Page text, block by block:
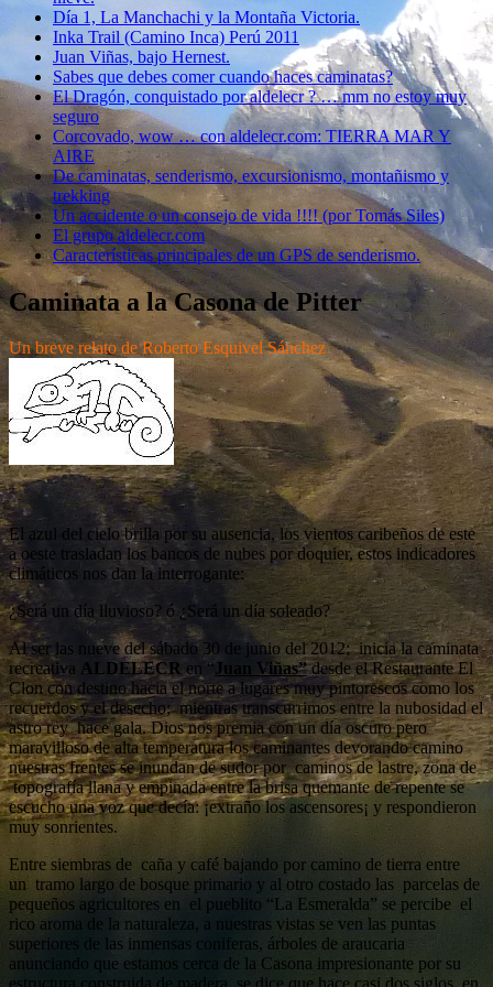
Día 1, La Manchachi y la Montaña Victoria.
Inka Trail (Camino Inca) Perú 2011
Juan Viñas, bajo Hernest.
Sabes que debes comer cuando haces caminatas?
El Dragón, conquistado por aldelecr ? … mm no estoy muy
seguro
Corcovado, wow … con aldelecr.com: TIERRA MAR Y
AIRE
De caminatas, senderismo, excursionismo, montañismo y
trekking
Un accidente o un consejo de vida !!!! (por Tomás Siles)
El grupo aldelecr.com
Características principales de un GPS de senderismo.
Caminata a la Casona de Pitter
Un breve relato de Roberto Esquivel Sánchez
El azul del cielo brilla por su ausencia, los vientos caribeños de este
a oeste trasladan los bancos de nubes por doquier, estos indicadores
climáticos nos dan la interrogante:
¿Será un día lluvioso? ó ¿Será un día soleado?
Al ser las nueve del sábado 30 de junio del 2012; inicia la caminata
recreativa ALDELECR en “Juan Viñas”desde el Restaurante El
Clon con destino hacia el norte a lugares muy pintorescos como los
recuerdos y el desecho; mientras transcurrimos entre la nubosidad el
astro rey hace gala. Dios nos premia con un día oscuro pero
maravilloso de alta temperatura los caminantes devorando camino
nuestras frentes se inundan de sudor por caminos de lastre, zona de
topografía llana y empinada entre la brisa quemante de repente se
escucho una voz que decía: ¡extraño los ascensores¡ y respondieron
muy sonrientes.
Entre siembras de caña y café bajando por camino de tierra entre
un tramo largo de bosque primario y al otro costado las parcelas de
pequeños agricultores en el pueblito “La Esmeralda” se percibe el
rico aroma de la naturaleza, a nuestras vistas se ven las puntas
superiores de las inmensas coniferas, árboles de araucaria
anunciando que estamos cerca de la Casona impresionante por su